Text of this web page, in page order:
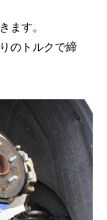
ます。
のトルクで締